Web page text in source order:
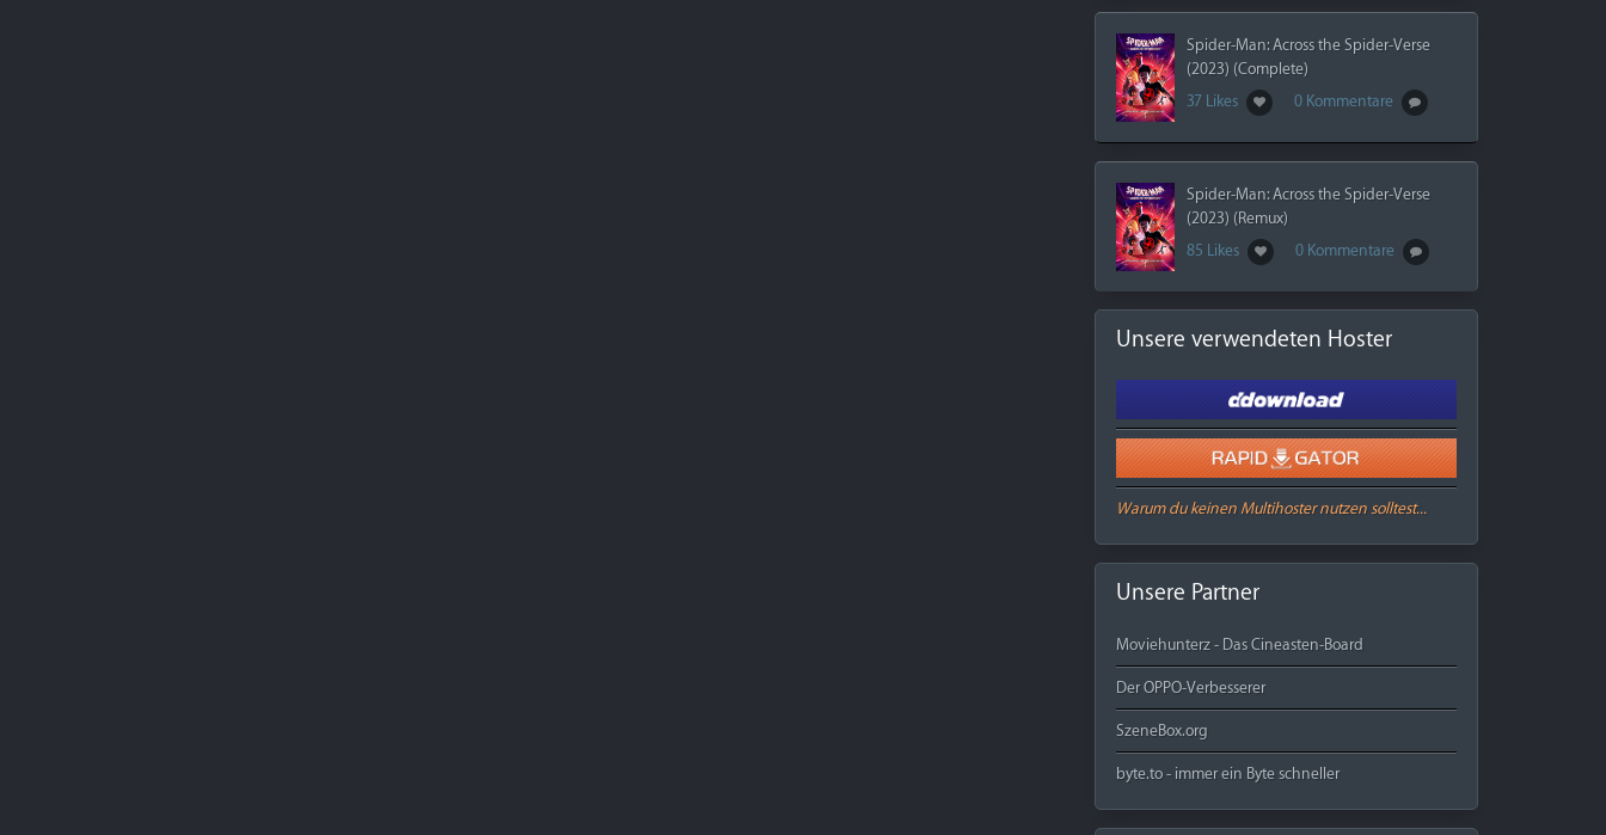
Spider-Man: Across the Spider-Verse
(2023) (Complete)
37 Likes
0 Kommentare
Spider-Man: Across the Spider-Verse
(2023) (Remux)
85 Likes
0 Kommentare
Unsere verwendeten Hoster
Warum du keinen Multihoster nutzen solltest...
Unsere Partner
Moviehunterz - Das Cineasten-Board
Der OPPO-Verbesserer
SzeneBox.org
byte.to - immer ein Byte schneller